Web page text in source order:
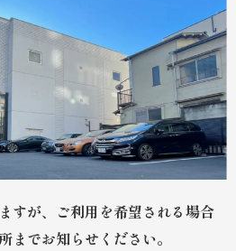
すが、ご利用を希望される場合
までお知らせください。